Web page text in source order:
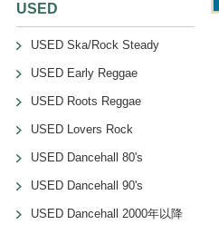
USED
USED Ska/Rock Steady
USED Early Reggae
USED Roots Reggae
USED Lovers Rock
USED Dancehall 80's
USED Dancehall 90's
USED Dancehall 2000年以降